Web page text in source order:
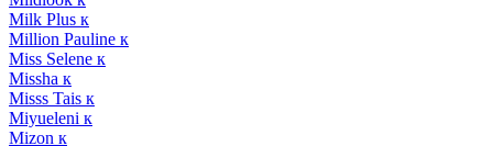
Milk Plus к
Million Pauline к
Miss Selene к
Missha к
Misss Tais к
Miyueleni к
Mizon к